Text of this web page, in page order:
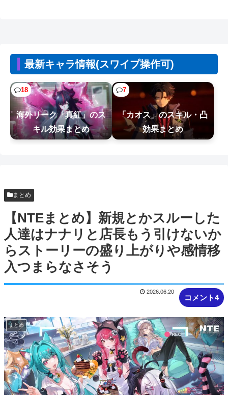
【画像】なぜか読める画像が発見される。お前ら
の想像の10倍読めるｗｗｗｗ
【朗報】ホロライブの大人気VTuber「結婚しても
引退しない」
【画像】熊本「被災者の人はこの『ドラゴンボー
ルの家』みたいな奴の中で過ごしてねー...
【NTEまとめ】ところでみなさんニャクラッチや
ってますか
最新キャラ情報(スワイプ操作可)
18
海外リーク「真紅」のス
キル効果まとめ
7
「カオス」のスキル・凸
効果まとめ
まとめ
【NTEまとめ】新規とかスルーした
人達はナナリと店長もう引けないか
らストーリーの盛り上がりや感情移
入つまらなさそう
コメント4
2026.06.20
まとめ